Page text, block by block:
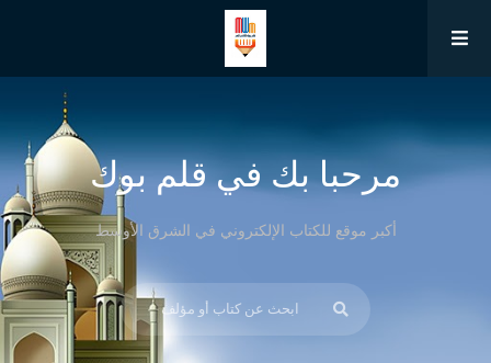
مرحبا بك في قلم بوك
أكبر موقع للكتاب الإلكتروني في الشرق الأوسط